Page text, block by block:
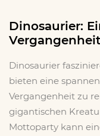
Dinosaurier:
Vergangenheit
Dinosaurier
bieten eine
Vergangenheit zu
gigantischen
Mottoparty kann